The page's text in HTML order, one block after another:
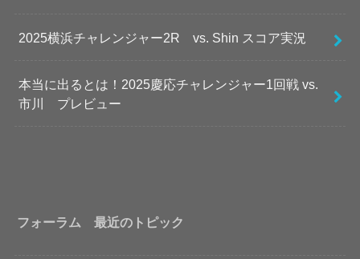
2025横浜チャレンジャー2R vs. Shin スコア実況
本当に出るとは！2025慶応チャレンジャー1回戦 vs.
市川 プレビュー
フォーラム 最近のトピック